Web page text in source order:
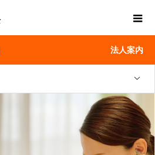
法人案内